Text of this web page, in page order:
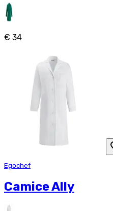
€ 34
Egochef
Camice Ally